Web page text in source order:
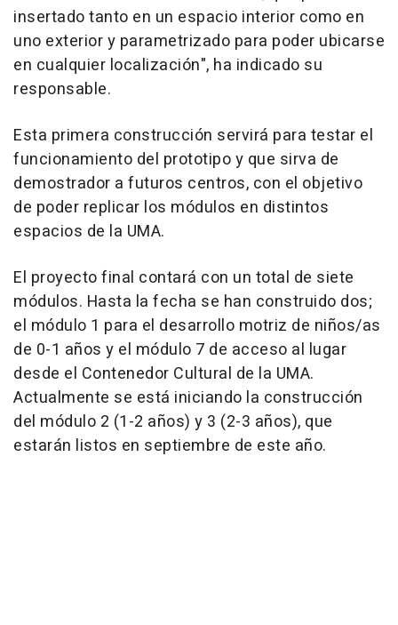
insertado tanto en un espacio interior como en
uno exterior y parametrizado para poder ubicarse
en cualquier localización", ha indicado su
responsable.
Esta primera construcción servirá para testar el
funcionamiento del prototipo y que sirva de
demostrador a futuros centros, con el objetivo
de poder replicar los módulos en distintos
espacios de la UMA.
El proyecto final contará con un total de siete
módulos. Hasta la fecha se han construido dos;
el módulo 1 para el desarrollo motriz de niños/as
de 0-1 años y el módulo 7 de acceso al lugar
desde el Contenedor Cultural de la UMA.
Actualmente se está iniciando la construcción
del módulo 2 (1-2 años) y 3 (2-3 años), que
estarán listos en septiembre de este año.